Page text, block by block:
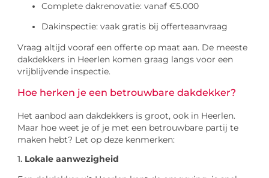
Complete dakrenovatie: vanaf €5.000
Dakinspectie: vaak gratis bij offerteaanvraag
Vraag altijd vooraf een offerte op maat aan. De meeste
dakdekkers in Heerlen komen graag langs voor een
vrijblijvende inspectie.
Hoe herken je een betrouwbare dakdekker?
Het aanbod aan dakdekkers is groot, ook in Heerlen.
Maar hoe weet je of je met een betrouwbare partij te
maken hebt? Let op deze kenmerken:
1. Lokale aanwezigheid